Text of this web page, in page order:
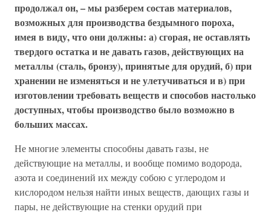
продолжал он, – мы разберем состав материалов,
возможных для производства бездымного пороха,
имея в виду, что они должны: а) сгорая, не оставлять
твердого остатка и не давать газов, действующих на
металлы (сталь, бронзу), принятые для орудий, б) при
хранении не изменяться и не улетучиваться и в) при
изготовлении требовать веществ и способов настолько
доступных, чтобы производство было возможно в
больших массах.
Не многие элементы способны давать газы, не
действующие на металлы, и вообще помимо водорода,
азота и соединений их между собою с углеродом и
кислородом нельзя найти иных веществ, дающих газы и
пары, не действующие на стенки орудий при